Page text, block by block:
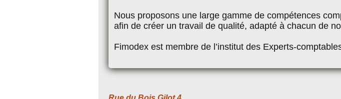
Nous proposons une large gamme de compétences
afin de créer un travail de qualité, adapté à chacun de
Fimodex est membre de l’institut des Experts-